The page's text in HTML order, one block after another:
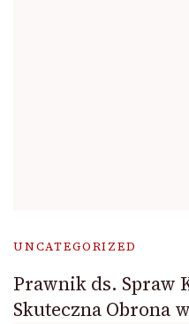
UNCATEGORIZED
Prawnik ds. Spraw
Skuteczna Obrona